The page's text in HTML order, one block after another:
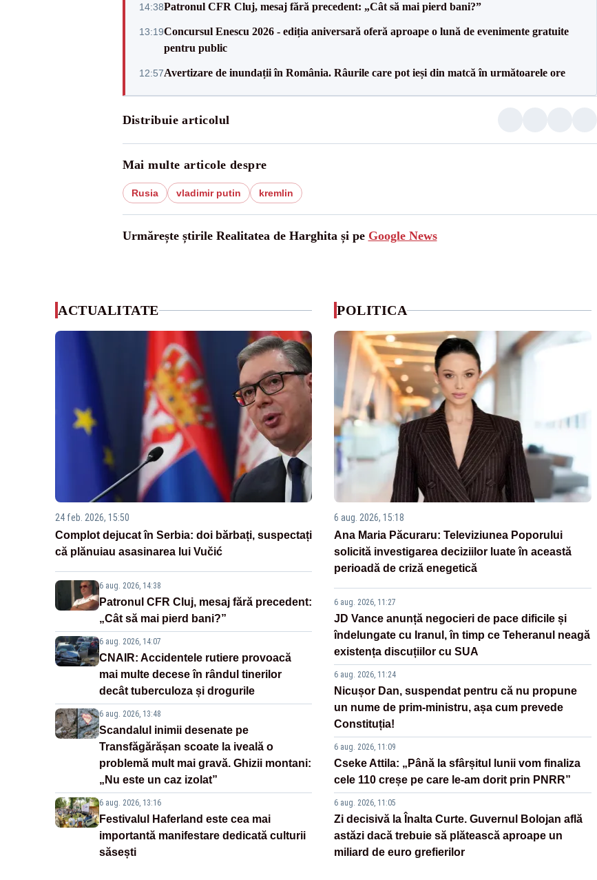
14:38Patronul CFR Cluj, mesaj fără precedent: „Cât să mai pierd bani?”
13:19Concursul Enescu 2026 - ediția aniversară oferă aproape o lună de evenimente gratuite
pentru public
12:57Avertizare de inundații în România. Râurile care pot ieși din matcă în următoarele ore
Distribuie articolul
Mai multe articole despre
Rusia vladimir putin kremlin
Urmărește știrile Realitatea de Harghita și pe Google News
ACTUALITATE
24 feb. 2026, 15:50
Complot dejucat în Serbia: doi bărbați, suspectați
că plănuiau asasinarea lui Vučić
6 aug. 2026, 14:38
Patronul CFR Cluj, mesaj fără precedent:
„Cât să mai pierd bani?”
6 aug. 2026, 14:07
CNAIR: Accidentele rutiere provoacă
mai multe decese în rândul tinerilor
decât tuberculoza și drogurile
6 aug. 2026, 13:48
Scandalul inimii desenate pe
Transfăgărășan scoate la iveală o
problemă mult mai gravă. Ghizii montani:
„Nu este un caz izolat”
6 aug. 2026, 13:16
Festivalul Haferland este cea mai
importantă manifestare dedicată culturii
săsești
POLITICA
6 aug. 2026, 15:18
Ana Maria Păcuraru: Televiziunea Poporului
solicită investigarea deciziilor luate în această
perioadă de criză enegetică
6 aug. 2026, 11:27
JD Vance anunță negocieri de pace dificile și
îndelungate cu Iranul, în timp ce Teheranul neagă
existența discuțiilor cu SUA
6 aug. 2026, 11:24
Nicușor Dan, suspendat pentru că nu propune
un nume de prim-ministru, așa cum prevede
Constituția!
6 aug. 2026, 11:09
Cseke Attila: „Până la sfârșitul lunii vom finaliza
cele 110 creșe pe care le-am dorit prin PNRR”
6 aug. 2026, 11:05
Zi decisivă la Înalta Curte. Guvernul Bolojan află
astăzi dacă trebuie să plătească aproape un
miliard de euro grefierilor